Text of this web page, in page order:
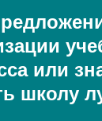
или
школу